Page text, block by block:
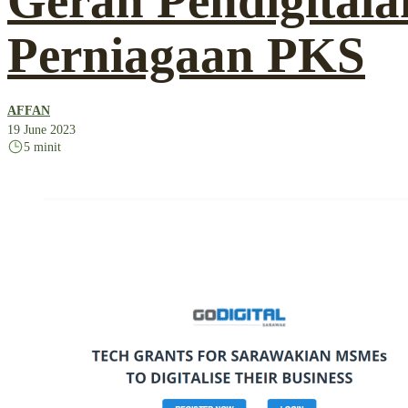
Perniagaan PKS
AFFAN
19 June 2023
5 minit